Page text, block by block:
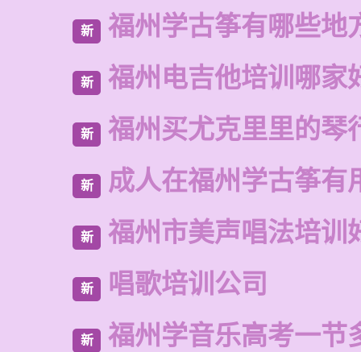
新 福州学古筝有哪些地
新 福州电吉他培训哪家
新 福州买尤克里里的琴
新 成人在福州学古筝有
新 福州市美声唱法培训
新 唱歌培训公司
新 福州学音乐高考一节